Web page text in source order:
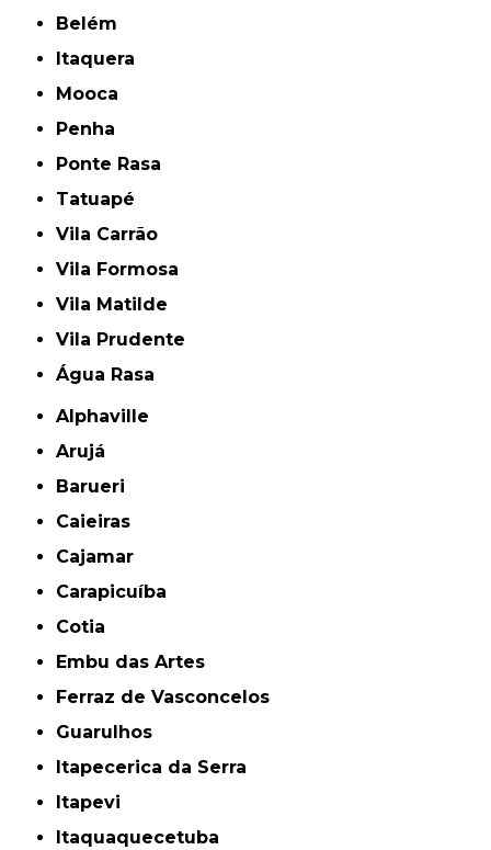
Belém
Itaquera
Mooca
Penha
Ponte Rasa
Tatuapé
Vila Carrão
Vila Formosa
Vila Matilde
Vila Prudente
Água Rasa
Alphaville
Arujá
Barueri
Caieiras
Cajamar
Carapicuíba
Cotia
Embu das Artes
Ferraz de Vasconcelos
Guarulhos
Itapecerica da Serra
Itapevi
Itaquaquecetuba